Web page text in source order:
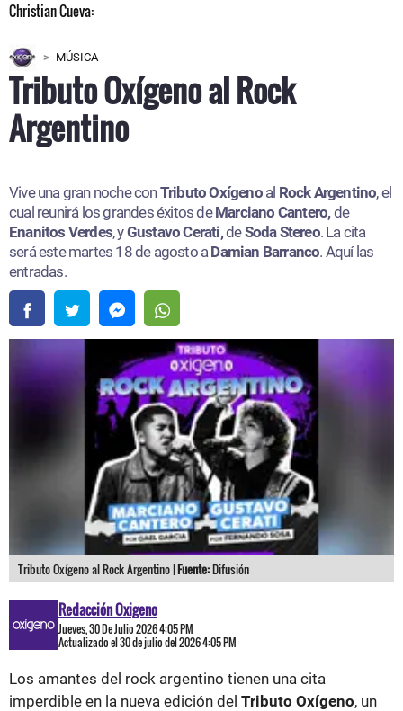
MÚSICA
Tributo Oxígeno al Rock
Argentino
Vive una gran noche conTributo Oxígenoal Rock Argentino, el
cual reunirá los grandes éxitos deMarciano Cantero,de
Enanitos Verdes, yGustavo Cerati,deSoda Stereo. La cita
será este martes 18 de agosto a Damian Barranco. Aquí las
entradas.​
Tributo Oxígeno al Rock Argentino |Fuente:Difusión
Redacción Oxigeno
Jueves, 30 De Julio 2026 4:05 PM
Actualizado el 30 de julio del 2026 4:05 PM
Los amantes del rock argentino tienen una cita
imperdible en la nueva edición del Tributo Oxígeno, un